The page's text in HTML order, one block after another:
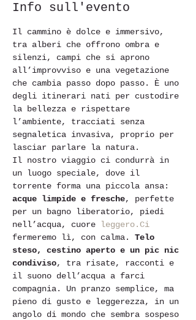
Info sull'evento
Il cammino è dolce e immersivo,
tra alberi che offrono ombra e
silenzi, campi che si aprono
all’improvviso e una vegetazione
che cambia passo dopo passo. È uno
degli itinerari nati per custodire
la bellezza e rispettare
l’ambiente, tracciati senza
segnaletica invasiva, proprio per
lasciar parlare la natura.
Il nostro viaggio ci condurrà in
un luogo speciale, dove il
torrente forma una piccola ansa:
acque limpide e fresche, perfette
per un bagno liberatorio, piedi
nell’acqua, cuore
leggero.Ci
fermeremo lì, con calma. Telo
steso, cestino aperto e un pic nic
condiviso, tra risate, racconti e
il suono dell’acqua a farci
compagnia. Un pranzo semplice, ma
pieno di gusto e leggerezza, in un
angolo di mondo che sembra sospeso